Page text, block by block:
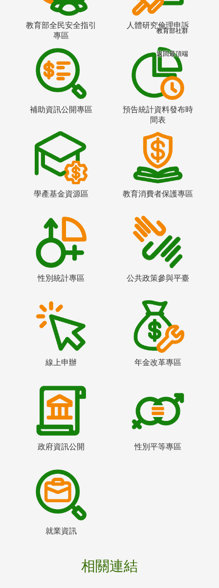
教育部全民安全指引
專區
人體研究倫理申訴
補助資訊公開專區
預告統計資料發布時
間表
學產基金資源區 教育消費者保護專區
性別統計專區 公共政策參與平臺
線上申辦 年金改革專區
政府資訊公開 性別平等專區
就業資訊
相關連結
教育部社群
返回最頂端